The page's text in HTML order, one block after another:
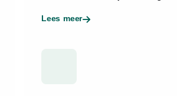
Lees meer